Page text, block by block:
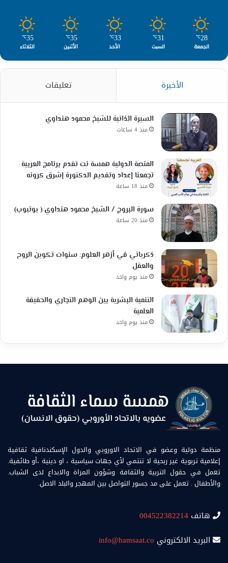
28
℃
الجمعة
31
℃
السبت
33
℃
الأحد
35
℃
الأثنين
35
℃
الثلاثاء
الأخيرة تعليقات
السيرة الذاتية للشيخ محمود هنداوي
منذ 4 ساعات
المنصة الدولية همسة نت تقدم برنامج العربية
تجمعنا إعداد وتقديم الدكتورة إشرق كرونه
منذ 18 ساعة
سورة البروج / الشيخ محمود هنداوي ( يوتيوب)
منذ 20 ساعة
ذكرياتي في أزهر العلوم: سنوات تكوين الروح
والعقل
منذ يوم واحد
التنمية البشرية بين الوهم التجاري والحقيقة
العلمية
منذ يوم واحد
منظمة دولية وعضو في الاتحاد الاوروبي والدول الإسكندنافية ثقافية
إعلامية تربوية غير ربحية لا تنتمي لأي جهات سياسية ، او دينية ،أو طائفية.
تعمل في حقول التربية والثقافة وشؤون المراة والابداع لدى الشباب.
والأطفال . تعمل على مد جسور التواصل بين المهجر والبلد الاصل.
هاتف 004522382214
البريد الالكتروني info@hamsaat.co